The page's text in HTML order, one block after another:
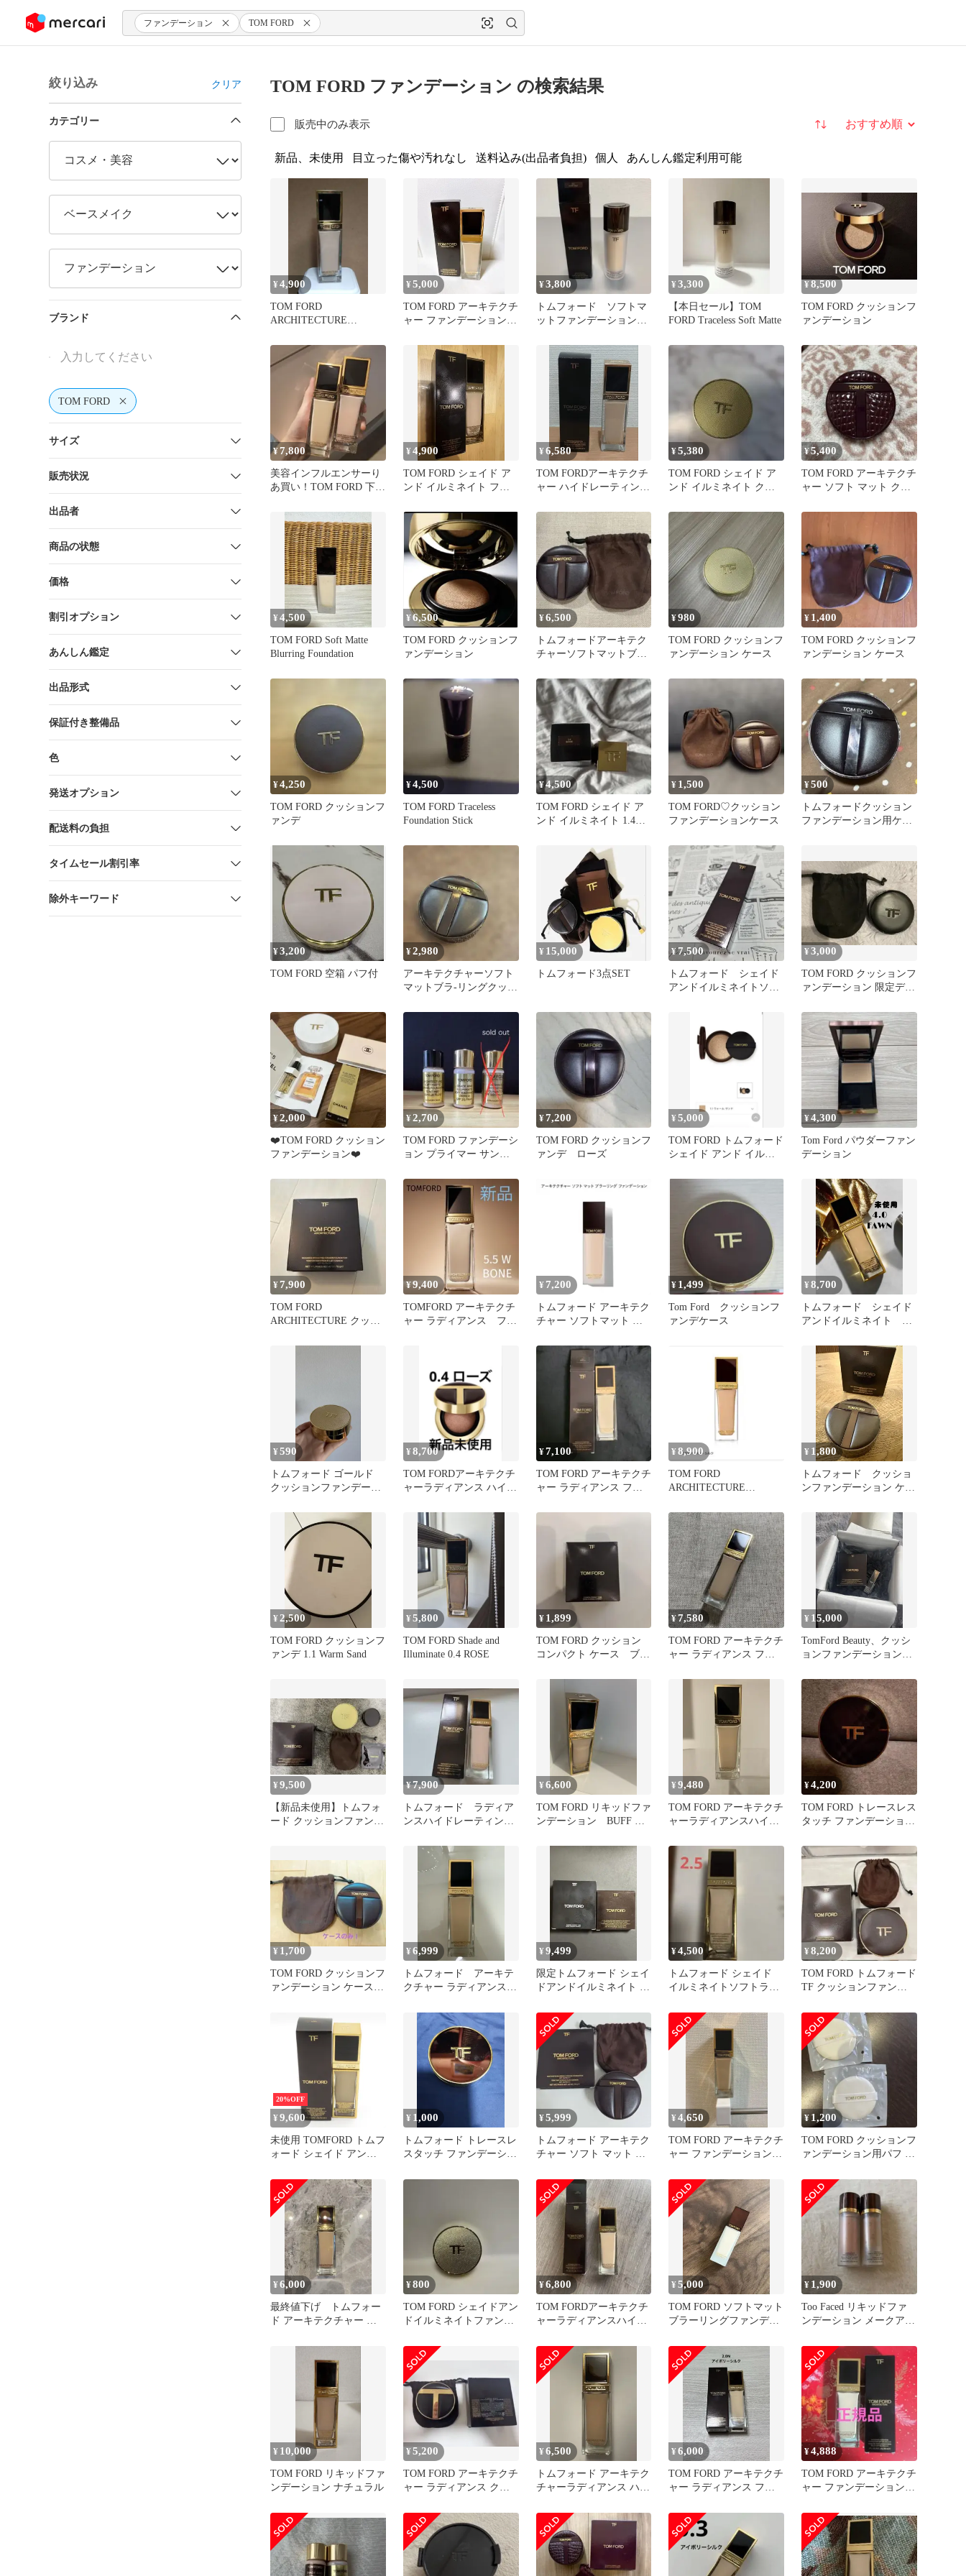
ツにスキップ ファンデーション TOM FORD
絞り込み クリア
カテゴリー
ブランド
TOM FORD
サイズ
販売状況
出品者
商品の状態
価格
割引オプション
あんしん鑑定
出品形式
保証付き整備品
色
発送オプション
配送料の負担
タイムセール割引率
除外キーワード
TOM FORD ファンデーション の検索結果
販売中のみ表示 並び替え
新品、未使用 目立った傷や汚れなし 送料込み(出品者負担) 個人 あんしん鑑定利用可能
¥4,900
TOM FORD
ARCHITECTURE
¥5,000
TOM FORD アーキテクチ
ャー ファンデーション
¥3,800
トムフォード ソフトマ
ットファンデーション
¥3,300
【本日セール】TOM
FORD Traceless Soft Matte
¥8,500
TOM FORD クッションフ
ァンデーション
¥ 7,800
美容インフルエンサーり
あ買い！TOM FORD 下地
¥4,900
TOM FORD シェイド ア
ンド イルミネイト ファ
¥6,580
TOM FORDアーキテクチ
ャー ハイドレーティング
¥5,380
TOM FORD シェイド ア
ンド イルミネイト クッ
¥5,400
TOM FORD アーキテクチ
ャー ソフト マット クッ
¥4,500
TOM FORD Soft Matte
Blurring Foundation
¥6,500
TOM FORD クッションフ
ァンデーション
¥6,500
トムフォードアーキテク
チャーソフトマットブラ
ンデーション
¥980
TOM FORD クッションフ
ァンデーション ケース
¥ 1,400
TOM FORD クッションフ
ァンデーション ケース
¥4,250
TOM FORD クッションフ
ァンデ
¥4,500
TOM FORD Traceless
Foundation Stick
¥4,500
TOM FORD シェイド ア
ンド イルミネイト 1.4
¥ 1,500
TOM FORD♡クッション
ファンデーションケース
¥500
トムフォードクッション
ファンデーション用ケー
¥3,200
TOM FORD 空箱 パフ付
¥2,980
アーキテクチャーソフト
マットブラ-リングクッシ
¥ 15,000
トムフォード3点SET
¥7,500
トムフォード シェイド
アンドイルミネイトソフ
¥3,000
TOM FORD クッションフ
ァンデーション 限定デザ
¥2,000
❤️TOM FORD クッション
ファンデーション❤️
¥2,700
TOM FORD ファンデーシ
ョン プライマー サンプ
¥7,200
TOM FORD クッションフ
ァンデ ローズ
¥5,000
TOM FORD トムフォード
シェイド アンド イルミ
¥4,300
Tom Ford パウダーファン
デーション
¥ 7,900
TOM FORD
ARCHITECTURE クッシ
¥9,400
TOMFORD アーキテクチ
ャー ラディアンス ファ
¥ 7,200
トムフォード アーキテク
チャー ソフトマット ブ
ョン
¥ 1,499
Tom Ford クッションフ
ァンデケース
¥8,700
トムフォード シェイド
アンドイルミネイト フ
ォーン
¥590
トムフォード ゴールド
クッションファンデーシ
¥8,700
TOM FORDアーキテクチ
ャーラディアンス ハイド
¥7,100
TOM FORD アーキテクチ
ャー ラディアンス ファ
¥ 8,900
TOM FORD
ARCHITECTURE
¥ 1,800
トムフォード クッショ
ンファンデーション ケー
¥ 2,500
TOM FORD クッションフ
ァンデ 1.1 Warm Sand
¥5,800
TOM FORD Shade and
Illuminate 0.4 ROSE
¥ 1,899
TOM FORD クッション
コンパクト ケース ブラ
¥7,580
TOM FORD アーキテクチ
ャー ラディアンス ファ
¥ 15,000
TomFord Beauty、クッシ
ョンファンデーション、
¥9,500
【新品未使用】トムフォ
ード クッションファンデ
¥7,900
トムフォード ラディア
ンスハイドレーティング
¥6,600
TOM FORD リキッドファ
ンデーション BUFF ト
¥9,480
TOM FORD アーキテクチ
ャーラディアンスハイド
ション
¥4,200
TOM FORD トレースレス
タッチ ファンデーション
¥ 1,700
TOM FORD クッションフ
ァンデーション ケースの
¥6,999
トムフォード アーキテ
クチャー ラディアンス
バニラ
¥9,499
限定トムフォード シェイ
ドアンドイルミネイト フ
¥4,500
トムフォード シェイド
イルミネイトソフトラデ
¥8,200
TOM FORD トムフォード
TF クッションファンデ
20%OFF
¥ 9,600
未使用 TOMFORD トムフ
ォード シェイド アンド
ィアンス リキッド ファ
ンデーション 30ml 1.4 ボ
ーン BM11495O
¥ 1,000
トムフォード トレースレ
スタッチ ファンデーショ
¥5,999
トムフォード アーキテク
チャー ソフト マット ブ
パール
¥4,650
TOM FORD アーキテクチ
ャー ファンデーション
¥ 1,200
TOM FORD クッションフ
ァンデーション用パフ 2
¥6,000
最終値下げ トムフォー
ド アーキテクチャー ラ
¥800
TOM FORD シェイドアン
ドイルミネイトファンデ
¥6,800
TOM FORDアーキテクチ
ャーラディアンスハイド
ション
¥5,000
TOM FORD ソフトマット
ブラーリングファンデー
¥ 1,900
Too Faced リキッドファ
ンデーション メークアッ
¥ 10,000
TOM FORD リキッドファ
ンデーション ナチュラル
¥5,200
TOM FORD アーキテクチ
ャー ラディアンス クッ
¥6,500
トムフォード アーキテク
チャーラディアンス ハイ
ーション
¥6,000
TOM FORD アーキテクチ
ャー ラディアンス ファ
¥4,888
TOM FORD アーキテクチ
ャー ファンデーション